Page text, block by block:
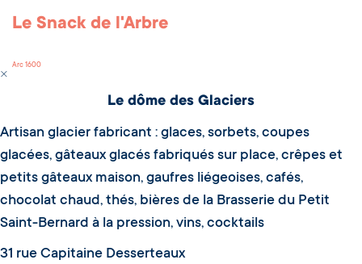
Le Snack de l'Arbre
Arc 1600
Le dôme des Glaciers
Artisan glacier fabricant : glaces, sorbets, coupes
glacées, gâteaux glacés fabriqués sur place, crêpes et
petits gâteaux maison, gaufres liégeoises, cafés,
chocolat chaud, thés, bières de la Brasserie du Petit
Saint-Bernard à la pression, vins, cocktails
31 rue Capitaine Desserteaux